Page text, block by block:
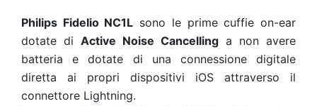
Philips Fidelio NC1L sono le prime cuffie on-ear
dotate di Active Noise Cancelling a non avere
batteria e dotate di una connessione digitale
diretta ai propri dispositivi iOS attraverso il
connettore Lightning.